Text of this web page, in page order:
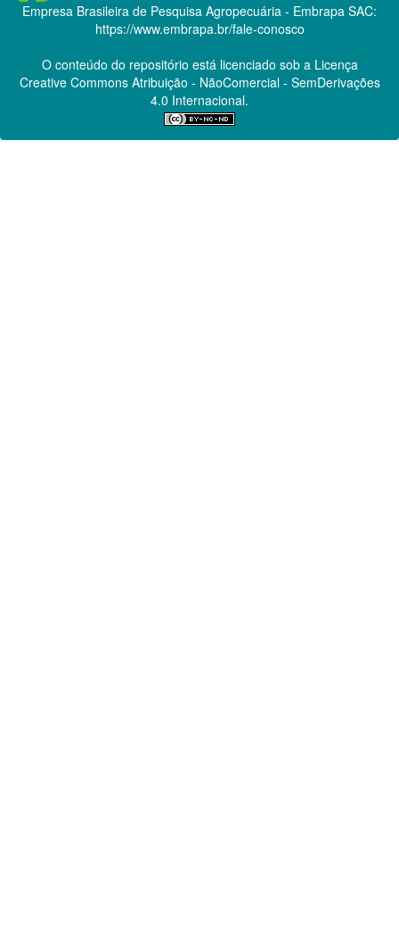
Empresa Brasileira de Pesquisa Agropecuária - Embrapa SAC:
https://www.embrapa.br/fale-conosco
O conteúdo do repositório está licenciado sob a Licença
Creative CommonsAtribuição - NãoComercial - SemDerivações
4.0 Internacional.